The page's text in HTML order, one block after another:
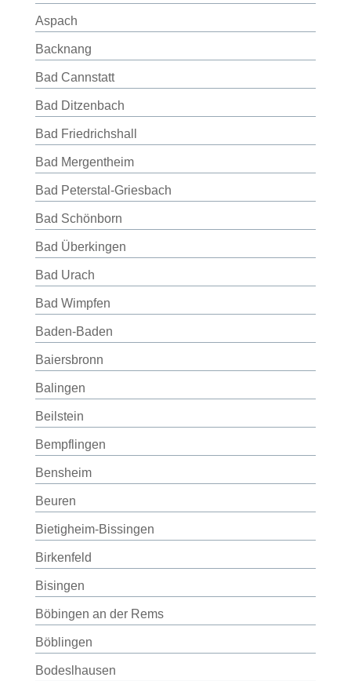
Aspach
Backnang
Bad Cannstatt
Bad Ditzenbach
Bad Friedrichshall
Bad Mergentheim
Bad Peterstal-Griesbach
Bad Schönborn
Bad Überkingen
Bad Urach
Bad Wimpfen
Baden-Baden
Baiersbronn
Balingen
Beilstein
Bempflingen
Bensheim
Beuren
Bietigheim-Bissingen
Birkenfeld
Bisingen
Böbingen an der Rems
Böblingen
Bodeslhausen